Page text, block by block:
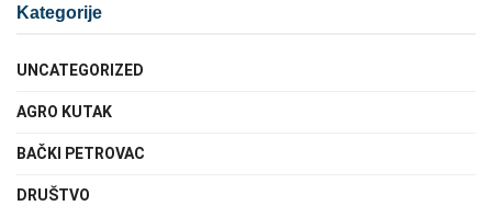
Kategorije
UNCATEGORIZED
AGRO KUTAK
BAČKI PETROVAC
DRUŠTVO